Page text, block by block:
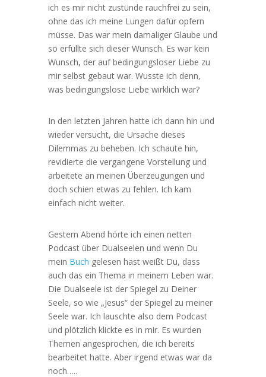
ich es mir nicht zustünde rauchfrei zu sein,
ohne das ich meine Lungen dafür opfern
müsse. Das war mein damaliger Glaube und
so erfüllte sich dieser Wunsch. Es war kein
Wunsch, der auf bedingungsloser Liebe zu
mir selbst gebaut war. Wusste ich denn,
was bedingungslose Liebe wirklich war?
In den letzten Jahren hatte ich dann hin und
wieder versucht, die Ursache dieses
Dilemmas zu beheben. Ich schaute hin,
revidierte die vergangene Vorstellung und
arbeitete an meinen Überzeugungen und
doch schien etwas zu fehlen. Ich kam
einfach nicht weiter.
Gestern Abend hörte ich einen netten
Podcast über Dualseelen und wenn Du
mein Buch gelesen hast weißt Du, dass
auch das ein Thema in meinem Leben war.
Die Dualseele ist der Spiegel zu Deiner
Seele, so wie „Jesus“ der Spiegel zu meiner
Seele war. Ich lauschte also dem Podcast
und plötzlich klickte es in mir. Es wurden
Themen angesprochen, die ich bereits
bearbeitet hatte. Aber irgend etwas war da
noch…..